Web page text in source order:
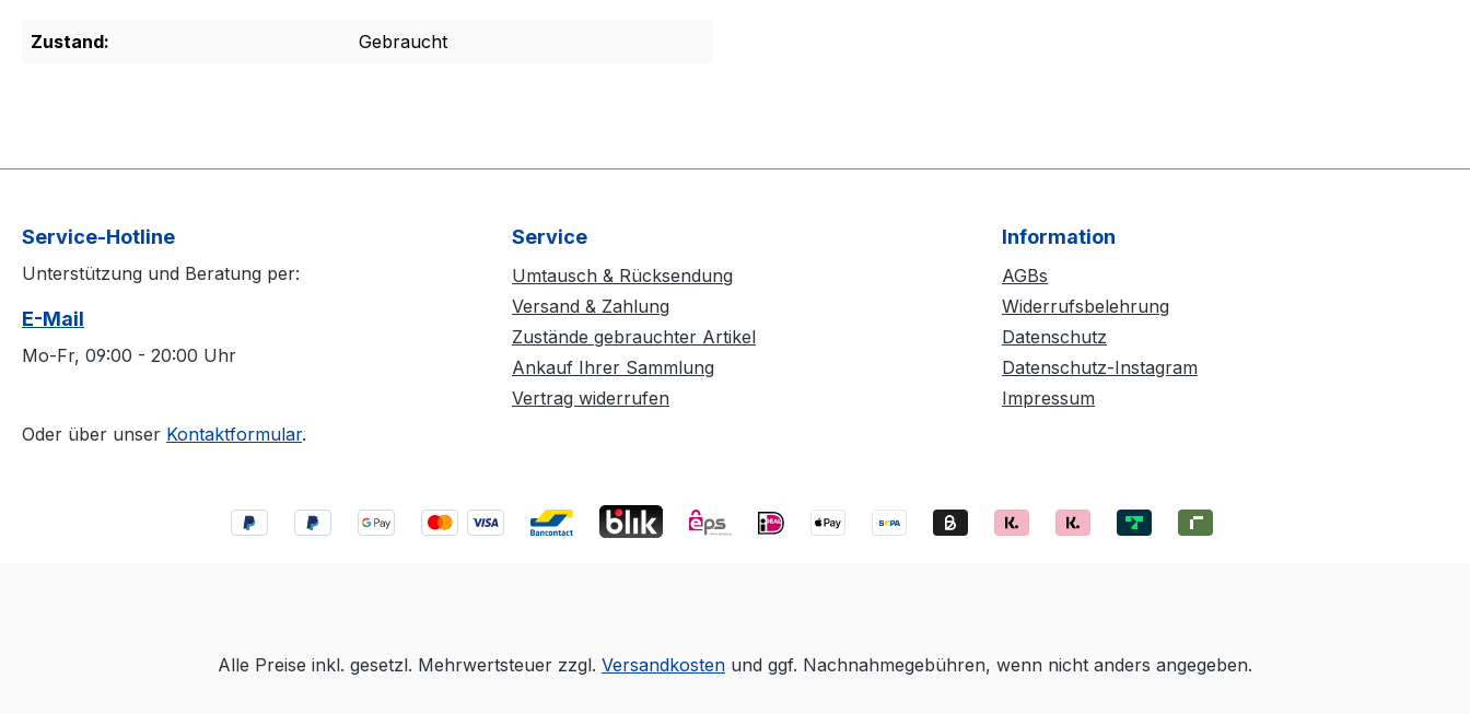
Zustand: Gebraucht
Service-Hotline
Unterstützung und Beratung per:
E-Mail
Mo-Fr, 09:00 - 20:00 Uhr
Oder über unser Kontaktformular.
Service
Umtausch & Rücksendung
Versand & Zahlung
Zustände gebrauchter Artikel
Ankauf Ihrer Sammlung
Vertrag widerrufen
Information
AGBs
Widerrufsbelehrung
Datenschutz
Datenschutz-Instagram
Impressum
Alle Preise inkl. gesetzl. Mehrwertsteuer zzgl. Versandkosten und ggf. Nachnahmegebühren, wenn nicht anders angegeben.